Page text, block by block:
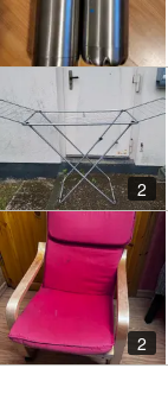
2
2